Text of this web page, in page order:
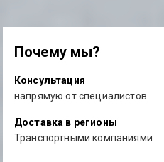
Почему мы?
Консультация
напрямую от специалистов
Доставка в регионы
Транспортными компаниями